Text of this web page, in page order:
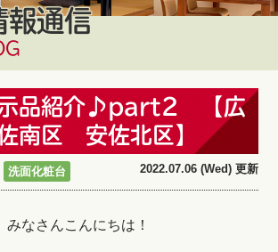
報通信
示品紹介♪part2 【広
南区 安佐北区】
洗面化粧台 2022.07.06 (Wed) 更新
みなさんこんにちは！